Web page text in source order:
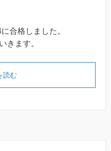
合格しました。
きます。
読む